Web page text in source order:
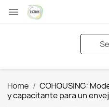

Home
COHOUSING:
y capacitante para un